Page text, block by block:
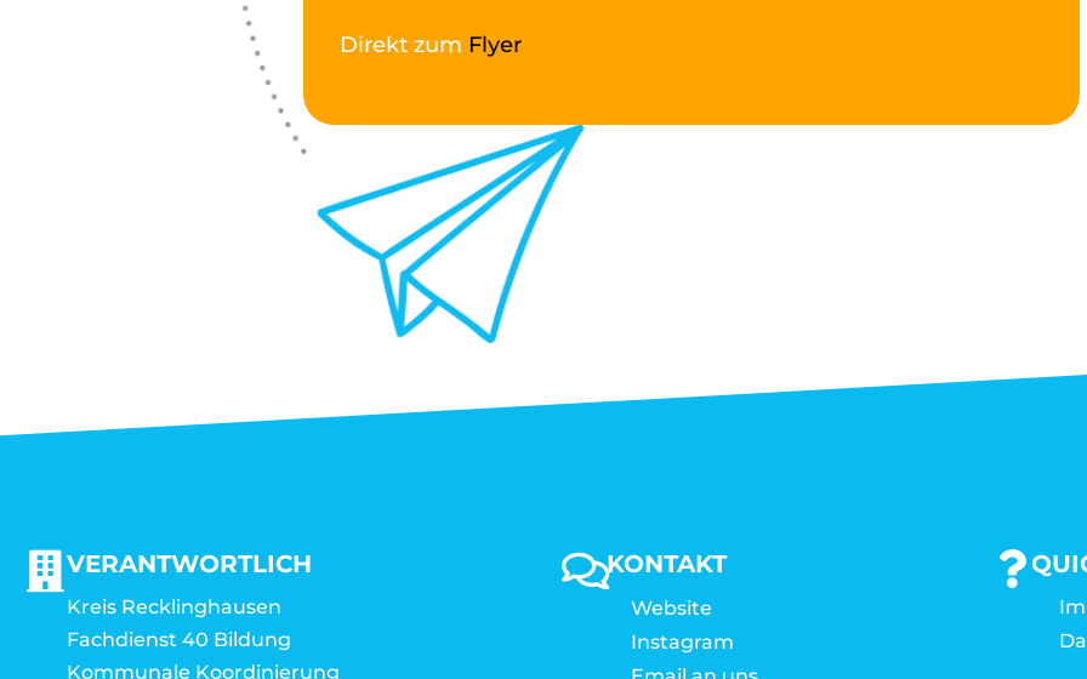
Direkt zum Flyer
VERANTWORTLICH
Kreis Recklinghausen
Fachdienst 40 Bildung
Kommunale Koordinierung
KONTAKT
Website
Instagram